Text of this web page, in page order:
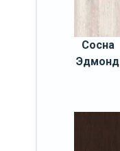
Сосна
Эдмонд